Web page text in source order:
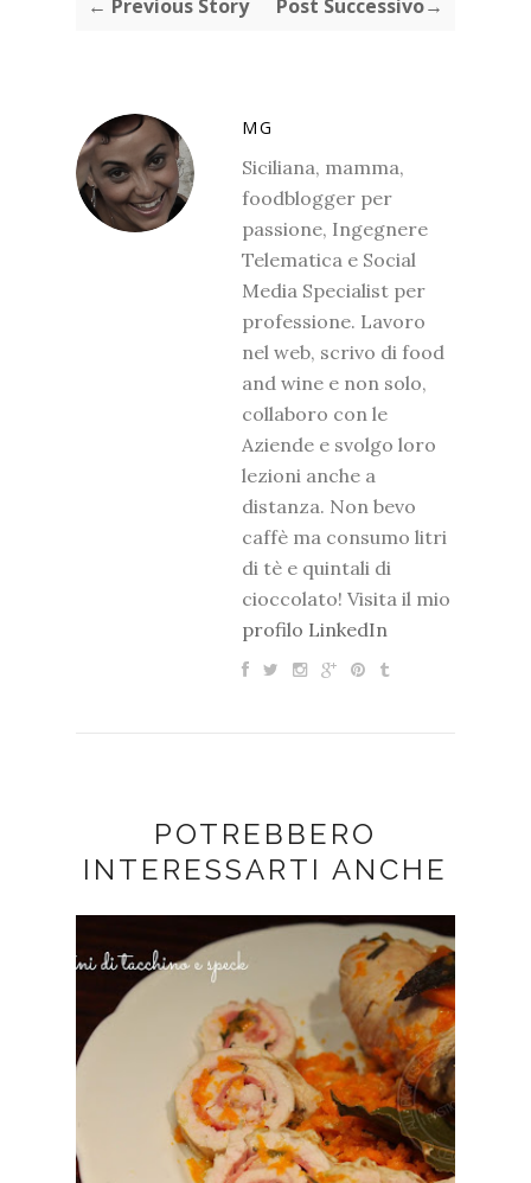
← Previous Story Post Successivo→
MG
Siciliana, mamma,
foodblogger per
passione, Ingegnere
Telematica e Social
Media Specialist per
professione. Lavoro
nel web, scrivo di food
and wine e non solo,
collaboro con le
Aziende e svolgo loro
lezioni anche a
distanza. Non bevo
caffè ma consumo litri
di tè e quintali di
cioccolato! Visita il mio
profilo LinkedIn
POTREBBERO
INTERESSARTI ANCHE